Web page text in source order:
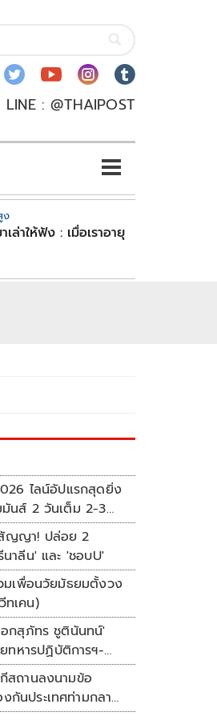
LINE : @THAIPOST
ง
เล่าให้ฟัง : เมื่อเราอายุ
ไลน์อัปแรกสุดยิ่ง
มันส์ 2 วันเต็ม 2-3
ญญา! ปล่อย 2
นาลีน' และ 'ชอบU'
มเพื่อนวัยมัธยมตั้งวง
ทเคน)
อกสุภัทร ชูตินันทน์'
ทหารปฏิบัติการฯ-
ลตรี'
สถานลงนามข้อ
กันประเทศท่ามกลาง